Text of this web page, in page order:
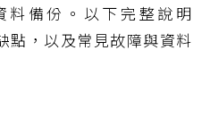
料備份。以下完整說明
點，以及常見故障與資料